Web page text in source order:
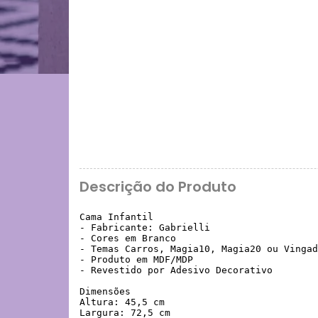
Descrição do Produto
Cama Infantil
- Fabricante: Gabrielli
- Cores em Branco
- Temas Carros, Magia10, Magia20 ou
- Produto em MDF/MDP
- Revestido por Adesivo Decorativo
Dimensões
Altura: 45,5 cm
Largura: 72,5 cm